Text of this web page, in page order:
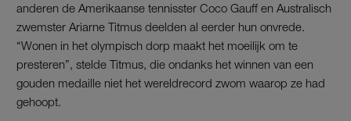
anderen de Amerikaanse tennisster Coco Gauff en Australisch
zwemster Ariarne Titmus deelden al eerder hun onvrede.
“Wonen in het olympisch dorp maakt het moeilijk om te
presteren”, stelde Titmus, die ondanks het winnen van een
gouden medaille niet het wereldrecord zwom waarop ze had
gehoopt.